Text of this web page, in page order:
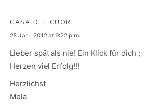
CASA DEL CUORE
says:
25 Jan., 2012 at 9:22 p.m.
Lieber spät als nie! Ein Klick für dich
Herzen viel Erfolg!!!
Herzlichst
Mela